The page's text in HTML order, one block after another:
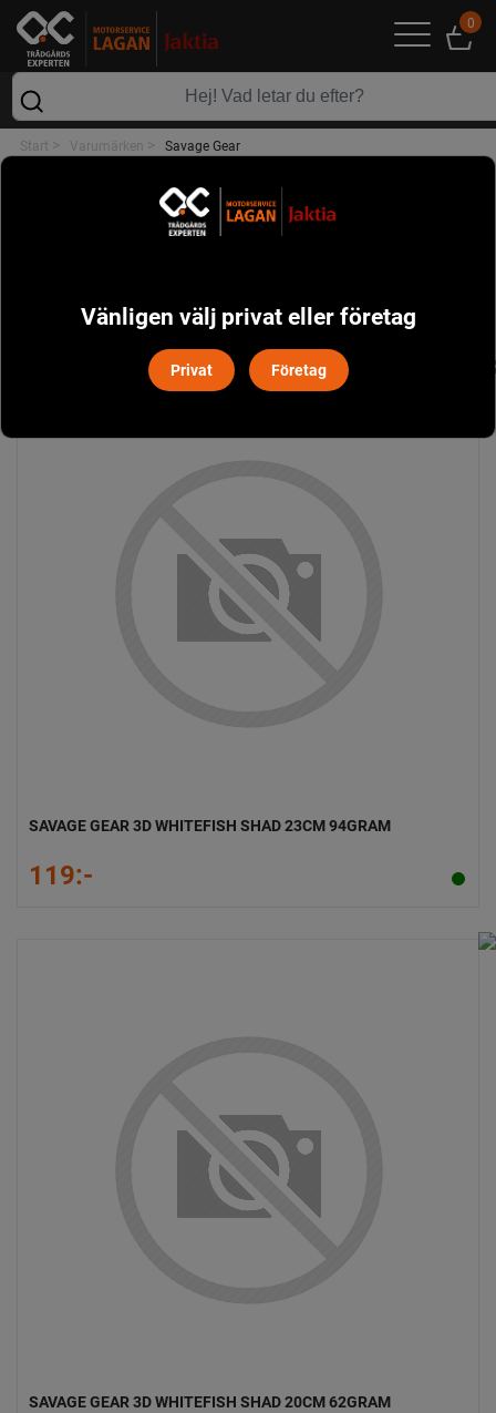
0
Start > Varumärken > Savage Gear
SAVAGE GEAR
SAVAGE GEAR 3D WHITEFISH SHAD 23CM 94GRAM
119:-
SAVAGE GEAR 3D WHITEFISH SHAD 20CM 62GRAM
Vänligen välj privat eller företag
Privat Företag